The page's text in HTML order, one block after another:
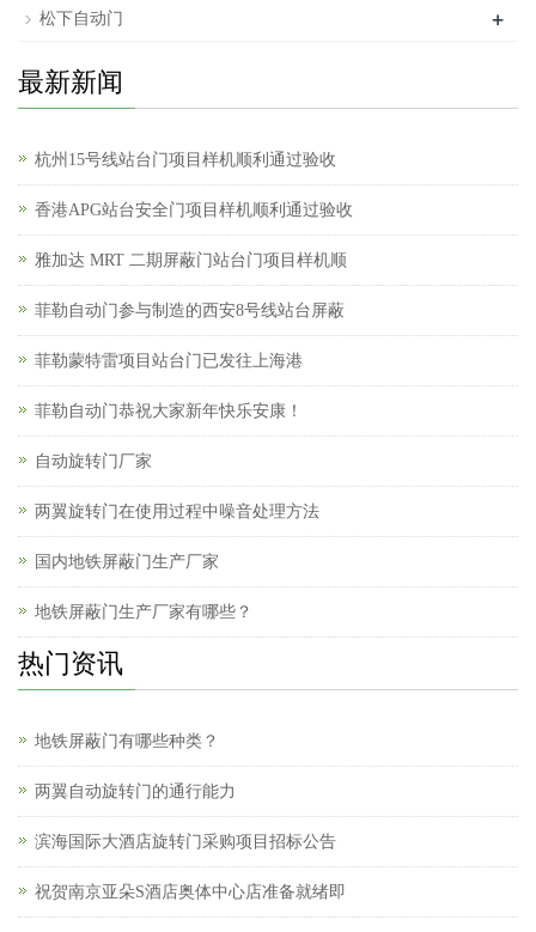
松下自动门 +
最新新闻
杭州15号线站台门项目样机顺利通过验收
香港APG站台安全门项目样机顺利通过验收
雅加达 MRT 二期屏蔽门站台门项目样机顺
菲勒自动门参与制造的西安8号线站台屏蔽
菲勒蒙特雷项目站台门已发往上海港
菲勒自动门恭祝大家新年快乐安康！
自动旋转门厂家
两翼旋转门在使用过程中噪音处理方法
国内地铁屏蔽门生产厂家
地铁屏蔽门生产厂家有哪些？
热门资讯
地铁屏蔽门有哪些种类？
两翼自动旋转门的通行能力
滨海国际大酒店旋转门采购项目招标公告
祝贺南京亚朵S酒店奥体中心店准备就绪即